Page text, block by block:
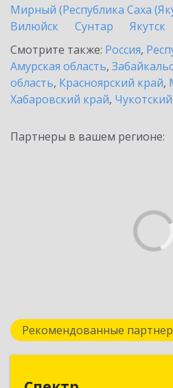
Мирный (Республика Саха
Вилюйск
Сунтар
Якутск
Смотрите также: Россия,
Амурская область,
область, Красноярский край,
Хабаровский край,
Партнеры в вашем регионе:
Рекомендованные